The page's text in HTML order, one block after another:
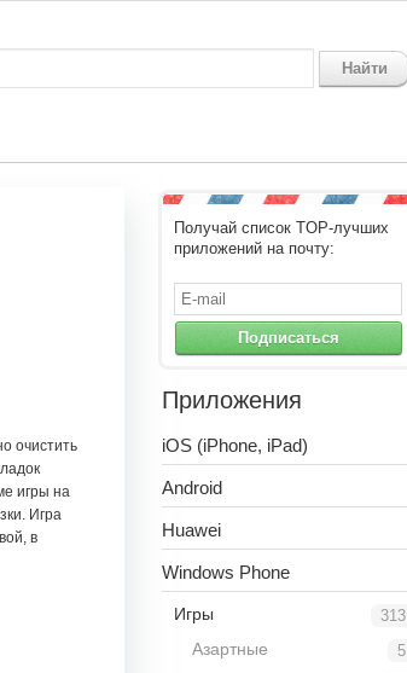
Найти
очистить
игры на
Игра
в
Получай список TOP-лучших
приложений на почту:
Подписаться
Приложения
iOS (iPhone, iPad)
Android
Huawei
Windows Phone
313
Игры
5
Азартные